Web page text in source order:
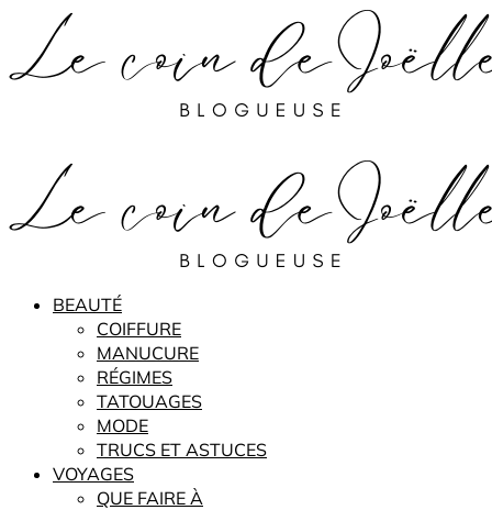
BEAUTÉ
COIFFURE
MANUCURE
RÉGIMES
TATOUAGES
MODE
TRUCS ET ASTUCES
VOYAGES
QUE FAIRE À